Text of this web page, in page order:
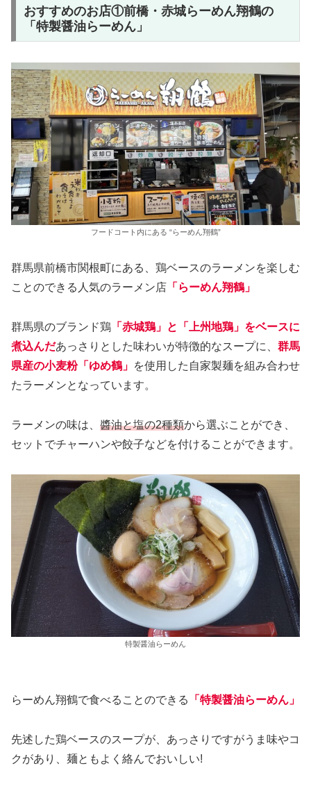
おすすめのお店①前橋・赤城らーめん翔鶴の
「特製醤油らーめん」
フードコート内にある “らーめん翔鶴”
群馬県前橋市関根町にある、鶏ベースのラーメンを楽しむ
ことのできる人気のラーメン店 「らーめん翔鶴」
群馬県のブランド鶏 「赤城鶏」と「上州地鶏」をベースに
煮込んだあっさりとした味わいが特徴的なスープに、 群馬
県産の小麦粉「ゆめ鶴」 を使用した自家製麺を組み合わせ
たラーメンとなっています。
ラーメンの味は、 醬油と塩の2種類から選ぶことができ、
セットでチャーハンや餃子などを付けることができます。
特製醤油らーめん
らーめん翔鶴で食べることのできる 「特製醤油らーめん」
先述した鶏ベースのスープが、あっさりですがうま味やコ
クがあり、麺ともよく絡んでおいしい!